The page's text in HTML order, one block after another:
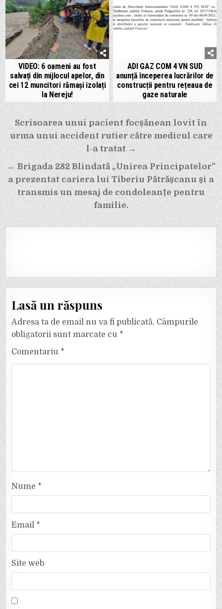
VIDEO: 6 oameni au fost
salvați din mijlocul apelor, din
cei 12 muncitori rămași izolați
la Nereju!
ADI GAZ COM 4 VN SUD
anunță începerea lucrărilor de
construcții pentru rețeaua de
gaze naturale
Navigare
în
articole
Scrisoarea unui pacient focșănean lovit în
urma unui accident rutier către medicul care
l-a tratat →
← Brigada 282 Blindată „Unirea Principatelor”
a prezentat cariera lui Tiberiu Pătrășcanu și a
transmis un mesaj de condoleanțe pentru
familie.
Lasă un răspuns
Adresa ta de email nu va fi publicată. Câmpurile
obligatorii sunt marcate cu *
Comentariu *
Nume *
Email *
Site web